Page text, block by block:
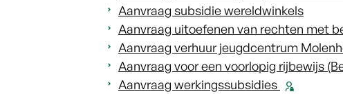
Aanvraag subsidie wereldwinkels
Aanvraag uitoefenen van rechten met
Aanvraag verhuur jeugdcentrum
Aanvraag voor een voorlopig rijbewijs
Aanvraag werkingssubsidies